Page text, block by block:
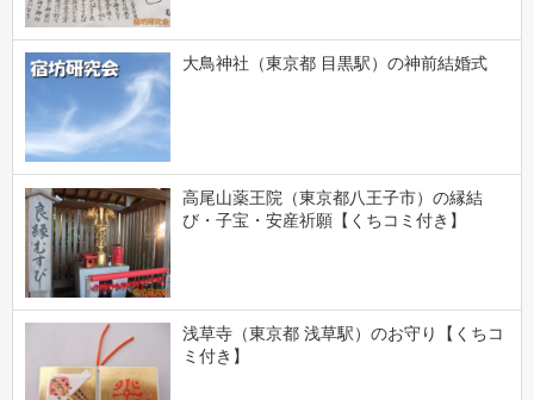
大鳥神社（東京都 目黒駅）の神前結婚式
高尾山薬王院（東京都八王子市）の縁結
び・子宝・安産祈願【くちコミ付き】
浅草寺（東京都 浅草駅）のお守り【くちコ
ミ付き】